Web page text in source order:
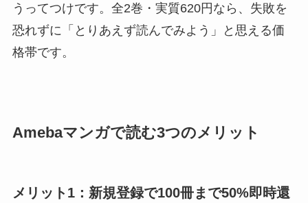
うってつけです。全2巻・実質620円なら、失敗を
恐れずに「とりあえず読んでみよう」と思える価
格帯です。
Amebaマンガで読む3つのメリット
メリット1：新規登録で100冊まで50%即時還